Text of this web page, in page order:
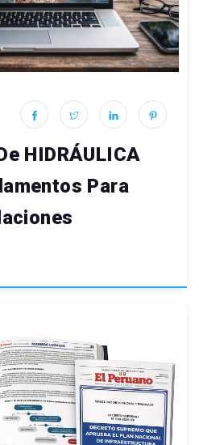
HIDRÁULICA
Para